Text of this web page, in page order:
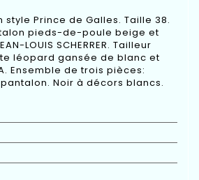
style Prince de Galles. Taille 38.
pieds-de-poule beige et
LOUIS SCHERRER. Tailleur
léopard gansée de blanc et
Ensemble de trois pièces:
Noir à décors blancs.